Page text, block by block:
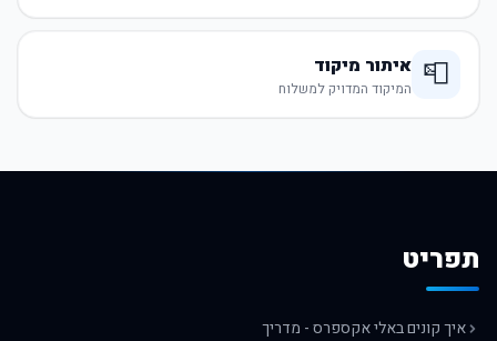
📮 איתור מיקוד
המיקוד המדויק למשלוח
תפריט
איך קונים באלי אקספרס - מדריך